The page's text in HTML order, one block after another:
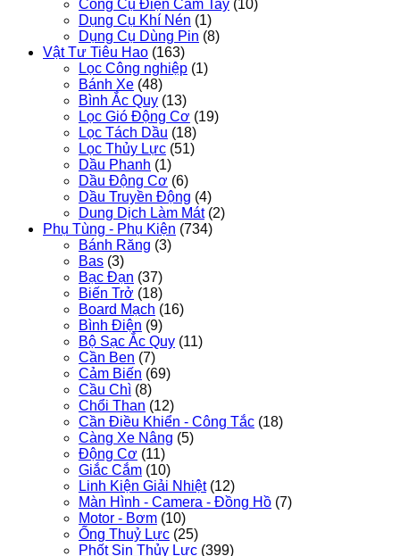
Công Cụ Điện Cầm Tay (10)
Dụng Cụ Khí Nén (1)
Dụng Cụ Dùng Pin (8)
Vật Tư Tiêu Hao (163)
Lọc Công nghiệp (1)
Bánh Xe (48)
Bình Ắc Quy (13)
Lọc Gió Động Cơ (19)
Lọc Tách Dầu (18)
Lọc Thủy Lực (51)
Dầu Phanh (1)
Dầu Động Cơ (6)
Dầu Truyền Động (4)
Dung Dịch Làm Mát (2)
Phụ Tùng - Phụ Kiện (734)
Bánh Răng (3)
Bas (3)
Bạc Đạn (37)
Biến Trở (18)
Board Mạch (16)
Bình Điện (9)
Bộ Sạc Ắc Quy (11)
Cần Ben (7)
Cảm Biến (69)
Cầu Chì (8)
Chổi Than (12)
Cần Điều Khiển - Công Tắc (18)
Càng Xe Nâng (5)
Động Cơ (11)
Giắc Cắm (10)
Linh Kiện Giải Nhiệt (12)
Màn Hình - Camera - Đồng Hồ (7)
Motor - Bơm (10)
Ống Thuỷ Lực (25)
Phốt Sin Thủy Lực (399)